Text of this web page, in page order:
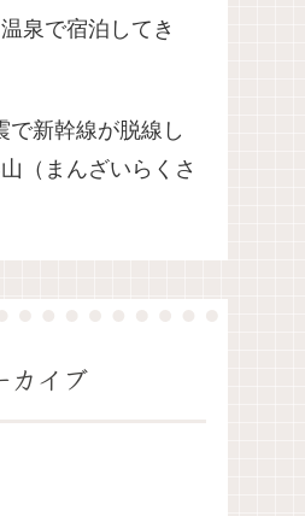
泉で宿泊してき
で新幹線が脱線し
（まんざいらくさ
カイブ